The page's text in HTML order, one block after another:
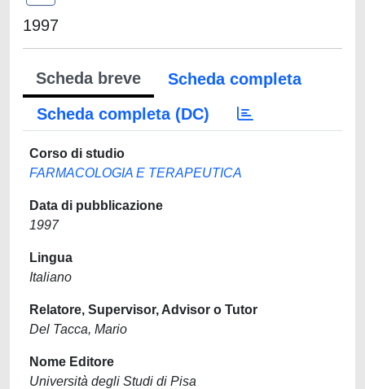
1997
Scheda breve
Scheda completa
Scheda completa (DC)
Corso di studio
FARMACOLOGIA E TERAPEUTICA
Data di pubblicazione
1997
Lingua
Italiano
Relatore, Supervisor, Advisor o Tutor
Del Tacca, Mario
Nome Editore
Università degli Studi di Pisa